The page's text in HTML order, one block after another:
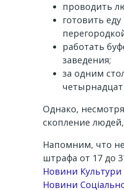
проводить
готовить
работать
заведения;
за одним
Однако,
скопление
Напомним, что
штрафа от 17 до
Новини Культури
Новини